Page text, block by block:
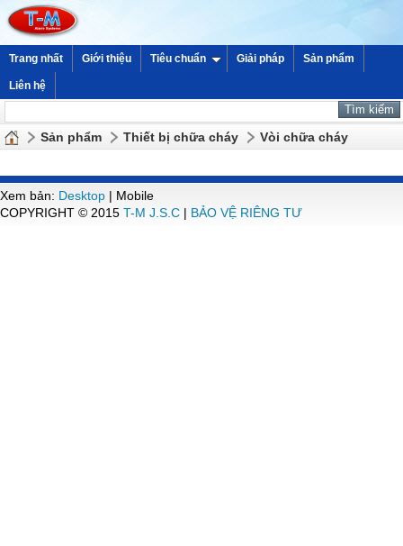
Trang nhất Giới thiệu Tiêu chuẩn Giải pháp Sản phẩm
Liên hệ
Sản phẩm Thiết bị chữa cháy Vòi chữa cháy
Xem bản: Desktop | Mobile
COPYRIGHT © 2015 T-M J.S.C | BẢO VỆ RIÊNG TƯ